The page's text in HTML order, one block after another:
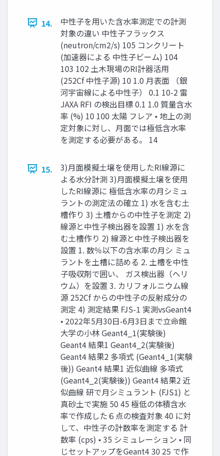
14.
中性子を用いた含水率測定での計測
対象の違い 中性子フラックス
(neutron/cm2/s) 105 コンクリート
(加速器による 中性子ビーム) 104
103 102 土木現場のRI計器活用
(252Cf 中性子源) 10 1.0 月表面 （銀
河宇宙線による中性子） 0.1 10-2 雷
JAXA RFI の検出目標 0.1 1.0 質量含水
率 (%) 10 100 太陽 フレア • 地上の測
定対象に対し、月面では極低含水率
を測定する必要がある。 14
15.
3)⽉⾯模擬⼟壌を使⽤したRI線源に
よる⽔分計測 3)⽉⾯模擬⼟壌を使⽤
したRI線源に 極低含水率の月シミュ
ラントの測定法の確立 1) ⽔を含む⼟
槽作り 3) ⼟槽からの中性⼦を測定 2)
線源と中性⼦検出器を設置 1) ⽔を含
む⼟槽作り 2) 線源と中性⼦検出器を
設置 1. 数％以下の含水率の月シ ミュ
ラントを土槽に詰める 2. 土槽を中性
子吸収剤で囲い、 ガス検出器（ヘリ
ウム）を設置 3. カリフォルニウム線
源 252Cf からの中性子の反射成分の
測定 4) 測定結果 FJS-1 実測vsGeant4
• 2022年5月30日-6月3日まで立命館
大学の小林 Geant4_1(実験後)
Geant4 結果1 Geant4_2(実験後)
Geant4 結果2 多項式 (Geant4_1(実験
後)) Geant4 結果1 近似曲線 多項式
(Geant4_2(実験後)) Geant4 結果2 近
似曲線 研で月シミュラント (FJS1) と
真砂土で実施 50 45 極低の体積含水
率で作成した６点の検査対象 40 に対
して、中性子の計数率を測定する 計
数率 (cps) • 35 シミュレーション • 同
じセットアップをGeant4 30 25 で作